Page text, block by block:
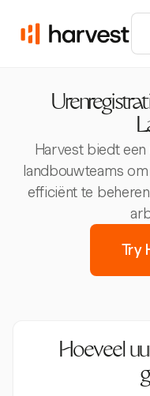
Harvest biedt
landbouwteams
efficiënt te
Try
Hoeveel